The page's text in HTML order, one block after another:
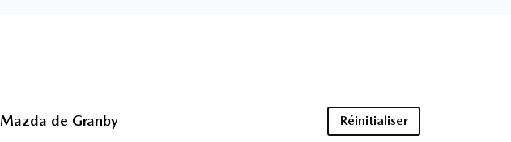
Mazda de Granby Réinitialiser